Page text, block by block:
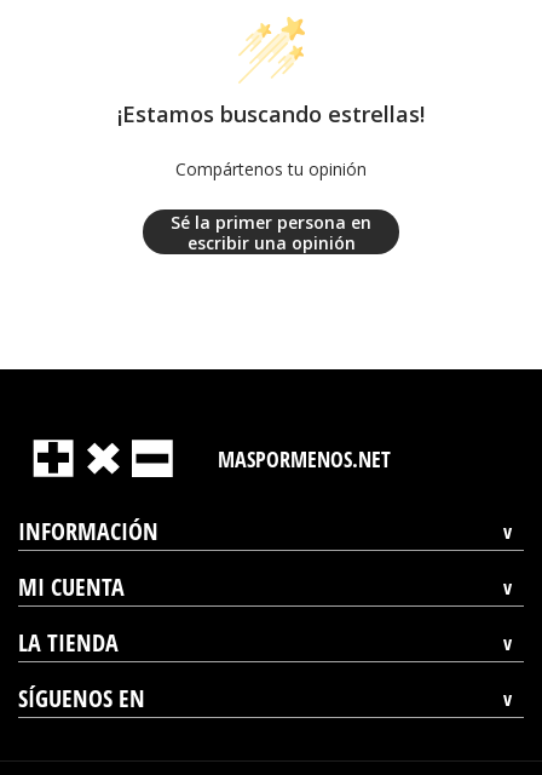
¡Estamos buscando estrellas!
Compártenos tu opinión
Sé la primer persona en
escribir una opinión
MASPORMENOS.NET
INFORMACIÓN
MI CUENTA
LA TIENDA
SÍGUENOS EN